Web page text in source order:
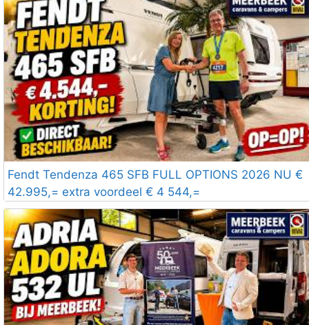
Fendt Tendenza 465 SFB FULL OPTIONS 2026 NU €
42.995,= extra voordeel € 4 544,=